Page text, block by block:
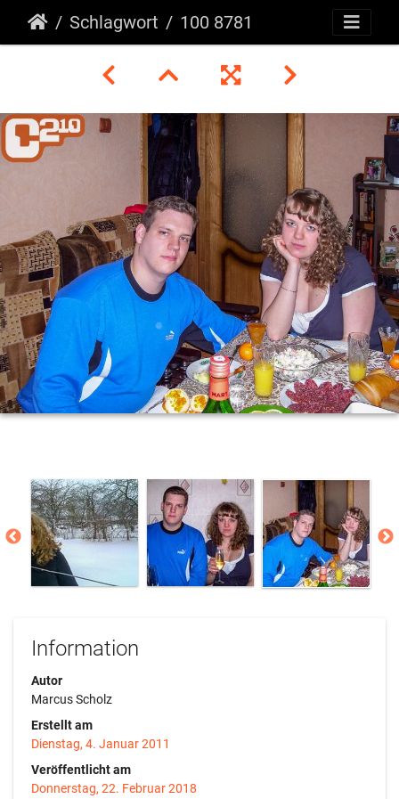
Schlagwort 100 8781
Information
Autor
Marcus Scholz
Erstellt am
Dienstag, 4. Januar 2011
Veröffentlicht am
Donnerstag, 22. Februar 2018